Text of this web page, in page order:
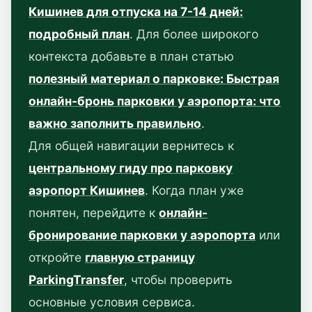
Кишинев для отпуска на 7-14 дней:
подробный план. Для более широкого
контекста добавьте в план статью
полезный материал о парковке: Быстрая
онлайн-бронь парковки у аэропорта: что
важно заполнить правильно.
Для общей навигации вернитесь к
центральному гиду про парковку
аэропорт Кишинев. Когда план уже
понятен, перейдите к онлайн-
бронирование парковки у аэропорта или
откройте главную страницу
ParkingTransfer, чтобы проверить
основные условия сервиса.